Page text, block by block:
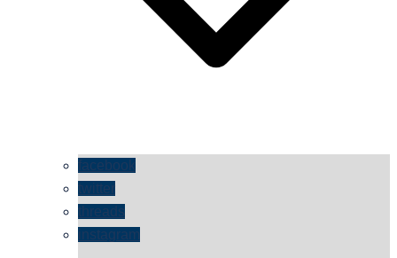
facebook
twitter
threads
instagram